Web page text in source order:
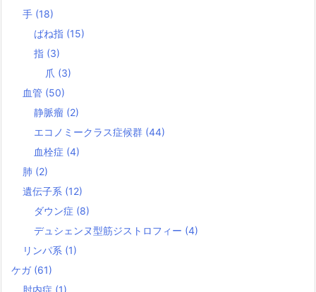
手 (18)
ばね指 (15)
指 (3)
爪 (3)
血管 (50)
静脈瘤 (2)
エコノミークラス症候群 (44)
血栓症 (4)
肺 (2)
遺伝子系 (12)
ダウン症 (8)
デュシェンヌ型筋ジストロフィー (4)
リンパ系 (1)
ケガ (61)
肘内症 (1)